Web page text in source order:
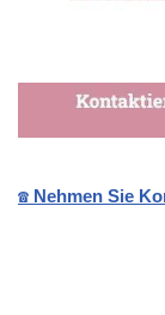
☎️ Nehmen Sie